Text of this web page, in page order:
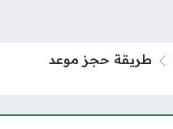
طريقة حجز موعد